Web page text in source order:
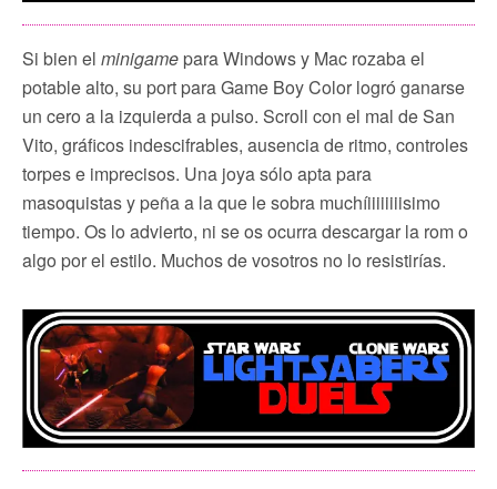
Si bien el minigame para Windows y Mac rozaba el
potable alto, su port para Game Boy Color logró ganarse
un cero a la izquierda a pulso. Scroll con el mal de San
Vito, gráficos indescifrables, ausencia de ritmo, controles
torpes e imprecisos. Una joya sólo apta para
masoquistas y peña a la que le sobra muchíiiiiiiiisimo
tiempo. Os lo advierto, ni se os ocurra descargar la rom o
algo por el estilo. Muchos de vosotros no lo resistirías.